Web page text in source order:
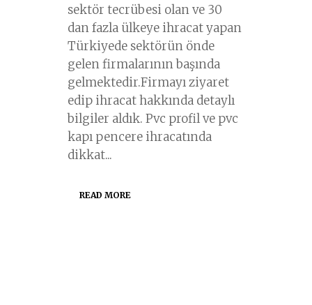
sektör tecrübesi olan ve 30
dan fazla ülkeye ihracat yapan
Türkiyede sektörün önde
gelen firmalarının başında
gelmektedir.Firmayı ziyaret
edip ihracat hakkında detaylı
bilgiler aldık. Pvc profil ve pvc
kapı pencere ihracatında
dikkat...
READ MORE